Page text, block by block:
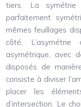
tiers. La symétrie
parfaitement
mêmes feuillages
côté.
asymétrique, avec
disposés de
consiste à diviser
placer les
d’intersection. Le